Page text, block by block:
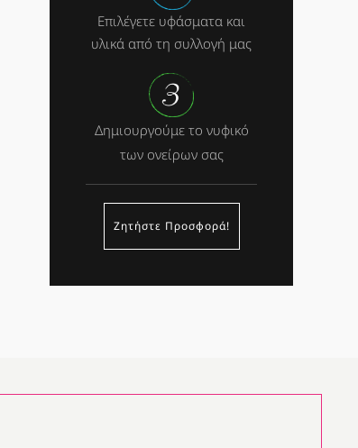
Επιλέγετε υφάσματα και
υλικά από τη συλλογή μας
Δημιουργούμε το νυφικό
των ονείρων σας
Ζητήστε Προσφορά!